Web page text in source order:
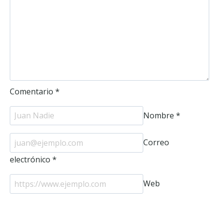
Comentario *
Nombre *
Correo
electrónico *
Web